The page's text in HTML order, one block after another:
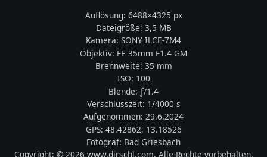
Auflösung: 6488×4325 px
Dateigröße: 3,5 MB
Kamera: SONY ILCE-7M4
Objektiv: FE 35mm F1.4 GM
Brennweite: 35 mm
ISO: 100
Blende: ƒ/1.4
Verschlusszeit: 1/4000 s
Aufgenommen: 29.6.2024
GPS: 48.42862, 13.18526
Fotograf: Bad Griesbach
Copyright: © 2026 www.dirschl.com. Alle Rechte vorbehalten.